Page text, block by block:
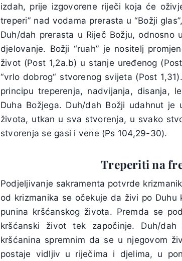
izdah, prije izgovorene riječi koja će
treperi” nad vodama prerasta u “Božji
Duh/dah prerasta u Riječ Božju, odnosno
djelovanje. Božji “ruah” je nositelj
život (Post 1,2a.b) u stanje uređenog
“vrlo dobrog“ stvorenog svijeta (Post
principu treperenja, nadvijanja, disanja,
Duha Božjega. Duh/dah Božji udahnut
života, utkan u sva stvorenja, u svako
stvorenja se gasi i vene (Ps 104,29-30).
Treperiti na
Podjeljivanje sakramenta potvrde
od krizmanika se očekuje da živi po
punina kršćanskog života. Premda se
kršćanski život tek započinje. Duh/
kršćanina spremnim da se u njegovom
postaje vidljiv u riječima i djelima, u